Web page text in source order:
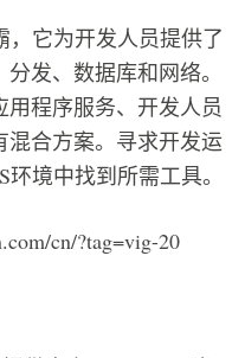
，它为开发人员提供了
发、数据库和网络。
程序服务、开发人员
合方案。寻求开发运
境中找到所需工具。
cn/?tag=vig-20